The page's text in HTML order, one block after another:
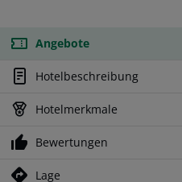
Angebote
Hotelbeschreibung
Hotelmerkmale
Bewertungen
Lage